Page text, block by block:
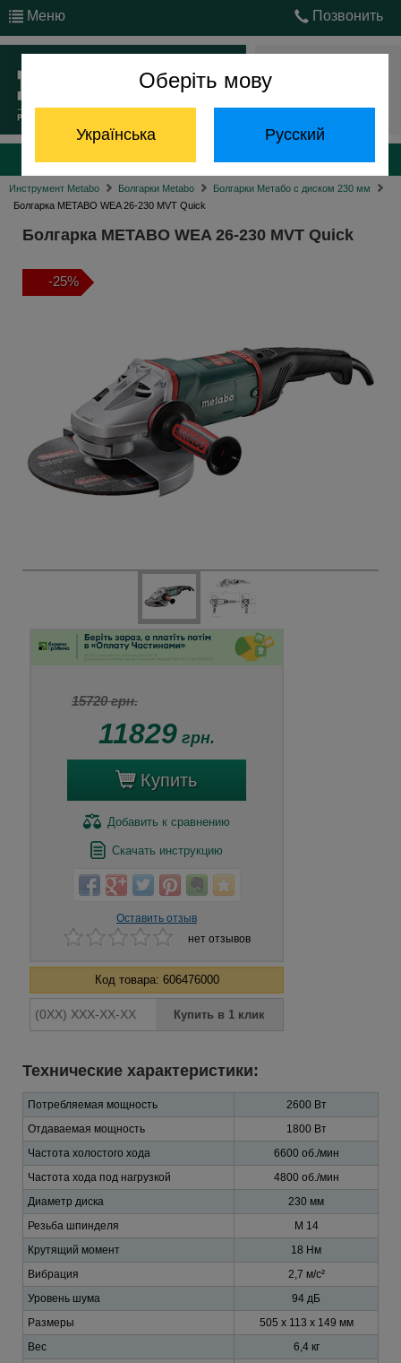
Оберіть мову
Українська Русский
Меню Позвонить
Каталог продукции
Инструмент Metabo Болгарки Metabo
Болгарки Метабо с диском 230 мм
Болгарка METABO WEA 26-230 MVT Quick
Болгарка METABO WEA 26-230 MVT Quick
-25%
15720 грн.
11829 грн.
Купить
Добавить к сравнению
Скачать инструкцию
Оставить отзыв
нет отзывов
Код товара: 606476000
Технические характеристики:
Потребляемая мощность
2600 Вт
Отдаваемая мощность
1800 Вт
Частота холостого хода
6600 об./мин
Частота хода под нагрузкой
4800 об./мин
Диаметр диска
230 мм
Резьба шпинделя
М 14
Крутящий момент
18 Нм
Вибрация
2,7 м/с²
Уровень шума
94 дБ
Размеры
505 х 113 х 149 мм
Вес
6,4 кг